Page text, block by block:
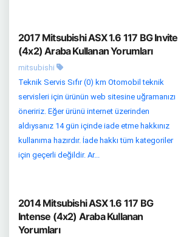
2017 Mitsubishi ASX 1.6 117 BG Invite
(4x2) Araba Kullanan Yorumları
mitsubishi
Teknik Servis Sıfır (0) km Otomobil teknik
servisleri için ürünün web sitesine uğramanızı
öneririz. Eğer ürünü internet üzerinden
aldıysanız 14 gün içinde iade etme hakkınız
kullanıma hazırdır. İade hakkı tüm kategoriler
için geçerli değildir. Ar...
2014 Mitsubishi ASX 1.6 117 BG
Intense (4x2) Araba Kullanan
Yorumları